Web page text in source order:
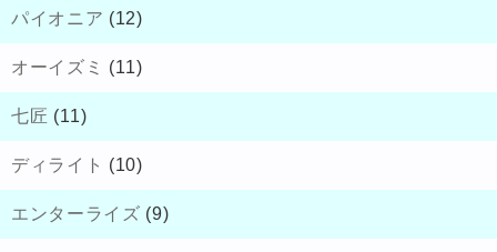
パイオニア (12)
オーイズミ (11)
七匠 (11)
ディライト (10)
エンターライズ (9)